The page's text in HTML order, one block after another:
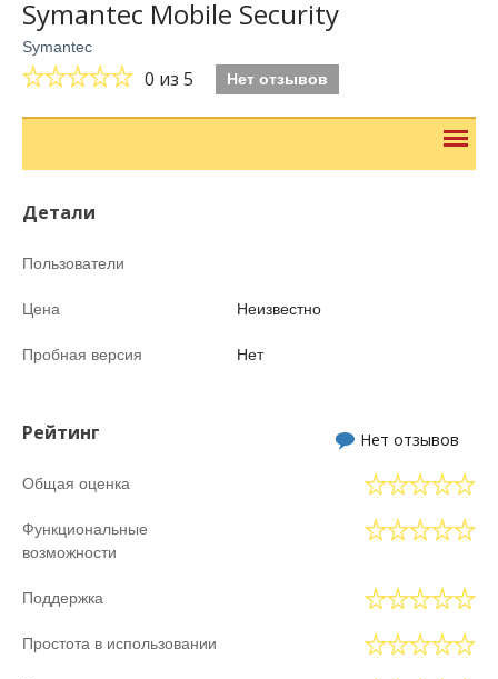
Symantec Mobile Security
Symantec
0 из 5 Нет отзывов
Детали
Пользователи
Цена Неизвестно
Пробная версия Нет
Рейтинг Нет отзывов
Общая оценка
Функциональные
возможности
Поддержка
Простота в использовании